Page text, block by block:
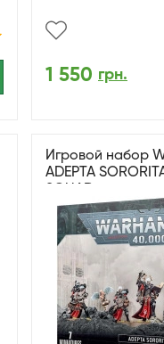
1 550 грн.
Игровой набор
ADEPTA